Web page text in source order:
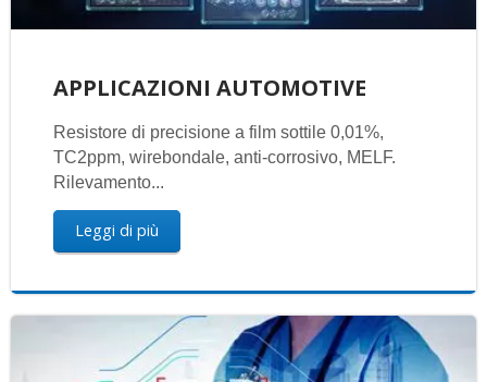
APPLICAZIONI AUTOMOTIVE
Resistore di precisione a film sottile 0,01%,
TC2ppm, wirebondale, anti-corrosivo, MELF.
Rilevamento...
Leggi di più